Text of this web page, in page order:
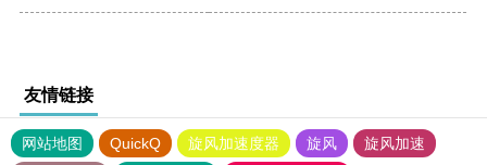
友情链接
网站地图 QuickQ 旋风加速度器 旋风
旋风加速